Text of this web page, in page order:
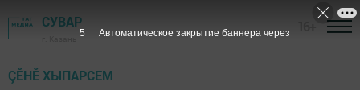
СУВАР
ÇӖНӖ ХЫПАРСЕМ
4 Автоматическое закрытие баннера через